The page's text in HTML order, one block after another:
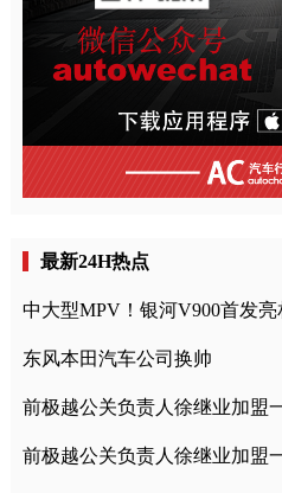
最新24H热点
中大型MPV！银河V900首发亮
东风本田汽车公司换帅
前极越公关负责人徐继业加盟
前极越公关负责人徐继业加盟